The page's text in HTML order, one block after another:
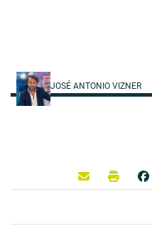
JOSÉ ANTONIO VIZNER